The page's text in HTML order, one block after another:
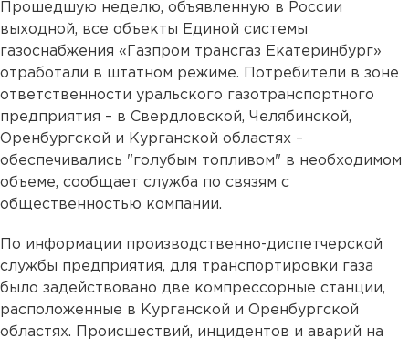
Прошедшую неделю, объявленную в России
выходной, все объекты Единой системы
газоснабжения «Газпром трансгаз Екатеринбург»
отработали в штатном режиме. Потребители в зоне
ответственности уральского газотранспортного
предприятия – в Свердловской, Челябинской,
Оренбургской и Курганской областях –
обеспечивались "голубым топливом" в необходимом
объеме, сообщает служба по связям с
общественностью компании.
По информации производственно-диспетчерской
службы предприятия, для транспортировки газа
было задействовано две компрессорные станции,
расположенные в Курганской и Оренбургской
областях. Происшествий, инцидентов и аварий на